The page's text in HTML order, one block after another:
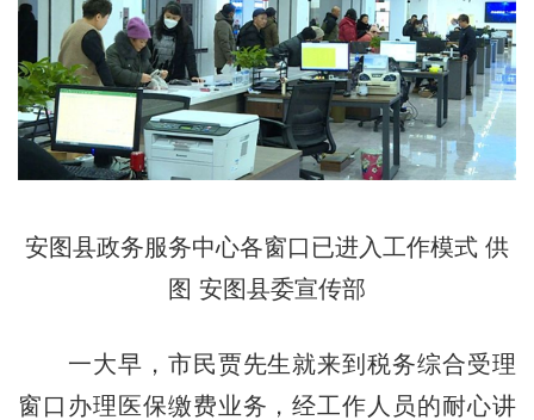
安图县政务服务中心各窗口已进入工作模式 供
图 安图县委宣传部
一大早，市民贾先生就来到税务综合受理
窗口办理医保缴费业务，经工作人员的耐心讲